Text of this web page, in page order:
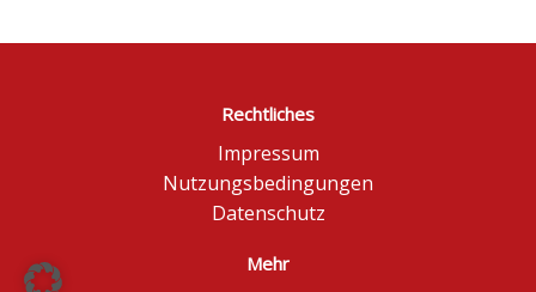
Rechtliches
Impressum
Nutzungsbedingungen
Datenschutz
Mehr